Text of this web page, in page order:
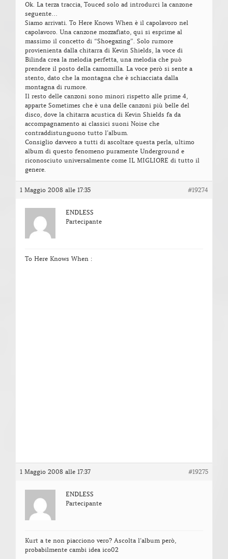
Ok. La terza traccia, Touced solo ad introdurci la canzone
seguente…
Siamo arrivati. To Here Knows When è il capolavoro nel
capolavoro. Una canzone mozzafiato, qui si esprime al
massimo il concetto di “Shoegazing”. Solo rumore
provienienta dalla chitarra di Kevin Shields, la voce di
Bilinda crea la melodia perfetta, una melodia che può
prendere il posto della camomilla. La voce però si sente a
stento, dato che la montagna che è schiacciata dalla
montagna di rumore.
Il resto delle canzoni sono minori rispetto alle prime 4,
apparte Sometimes che è una delle canzoni più belle del
disco, dove la chitarra acustica di Kevin Shields fa da
accompagnamento ai classici suoni Noise che
contraddistunguono tutto l’album.
Consiglio davvero a tutti di ascoltare questa perla, ultimo
album di questo fenomeno puramente Underground e
riconosciuto universalmente come IL MIGLIORE di tutto il
genere.
1 Maggio 2008 alle 17:35 #19274
ENDLESS
Partecipante
To Here Knows When :
1 Maggio 2008 alle 17:37 #19275
ENDLESS
Partecipante
Kurt a te non piacciono vero? Ascolta l’album però,
probabilmente cambi idea ico02